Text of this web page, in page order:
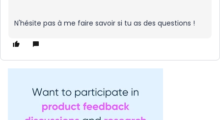
N'hésite pas à me faire savoir si tu as des questions !